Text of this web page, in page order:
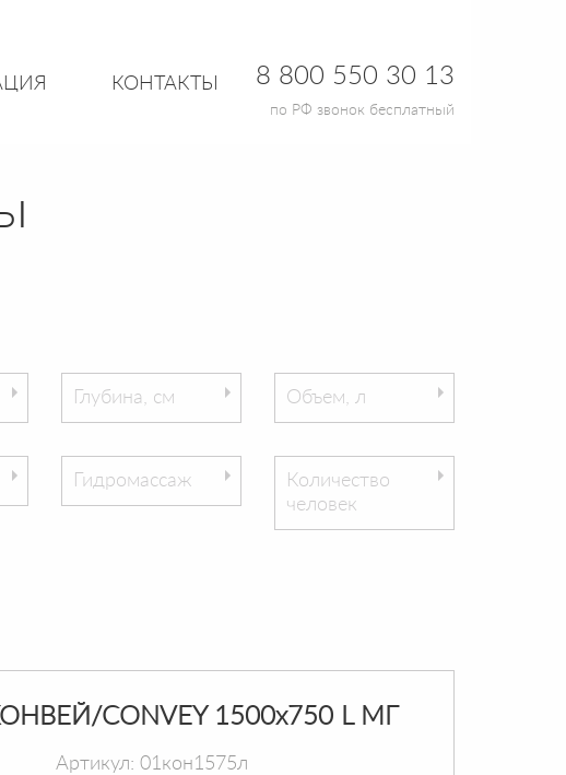
КОНТАКТЫ 8 800 550 30 13
по РФ звонок бесплатный
Глубина, см Объем, л
Гидромассаж
Количество
человек
CONVEY 1500х750 L МГ
Артикул: 01кон1575л